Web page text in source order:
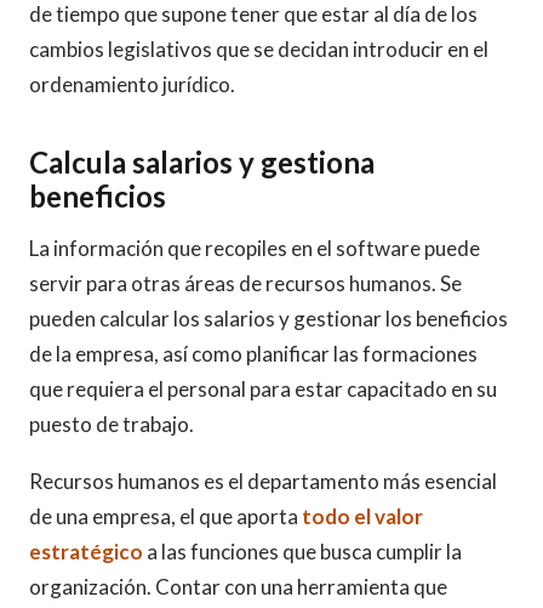
de tiempo que supone tener que estar al día de los
cambios legislativos que se decidan introducir en el
ordenamiento jurídico.
Calcula salarios y gestiona
beneficios
La información que recopiles en el software puede
servir para otras áreas de recursos humanos. Se
pueden calcular los salarios y gestionar los beneficios
de la empresa, así como planificar las formaciones
que requiera el personal para estar capacitado en su
puesto de trabajo.
Recursos humanos es el departamento más esencial
de una empresa, el que aporta todo el valor
estratégico a las funciones que busca cumplir la
organización. Contar con una herramienta que